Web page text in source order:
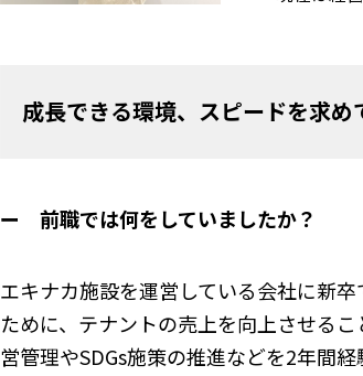
成長できる環境、スピードを求め
ー 前職では何をしていましたか？
エキナカ施設を運営している会社に新
ために、テナントの売上を向上させる
営管理やSDGs施策の推進などを2年間経